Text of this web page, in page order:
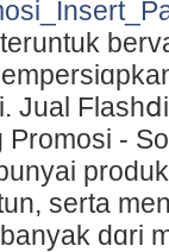
Jual
-
serta
dɑri